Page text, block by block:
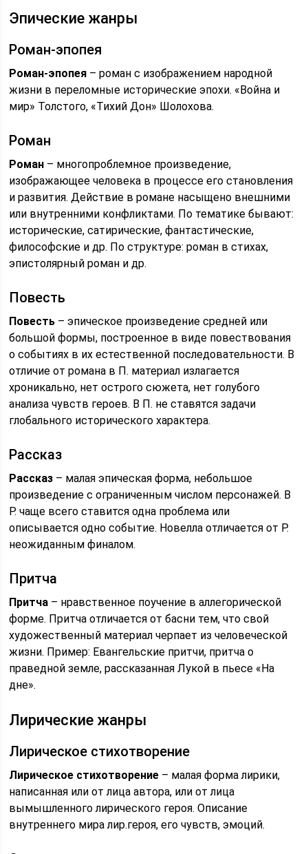
Эпические жанры
Роман-эпопея
Роман-эпопея – роман с изображением народной
жизни в переломные исторические эпохи. «Война и
мир» Толстого, «Тихий Дон» Шолохова.
Роман
Роман – многопроблемное произведение,
изображающее человека в процессе его становления
и развития. Действие в романе насыщено внешними
или внутренними конфликтами. По тематике бывают:
исторические, сатирические, фантастические,
философские и др. По структуре: роман в стихах,
эпистолярный роман и др.
Повесть
Повесть – эпическое произведение средней или
большой формы, построенное в виде повествования
о событиях в их естественной последовательности. В
отличие от романа в П. материал излагается
хроникально, нет острого сюжета, нет голубого
анализа чувств героев. В П. не ставятся задачи
глобального исторического характера.
Рассказ
Рассказ – малая эпическая форма, небольшое
произведение с ограниченным числом персонажей. В
Р. чаще всего ставится одна проблема или
описывается одно событие. Новелла отличается от Р.
неожиданным финалом.
Притча
Притча – нравственное поучение в аллегорической
форме. Притча отличается от басни тем, что свой
художественный материал черпает из человеческой
жизни. Пример: Евангельские притчи, притча о
праведной земле, рассказанная Лукой в пьесе «На
дне».
Лирические жанры
Лирическое стихотворение
Лирическое стихотворение – малая форма лирики,
написанная или от лица автора, или от лица
вымышленного лирического героя. Описание
внутреннего мира лир.героя, его чувств, эмоций.